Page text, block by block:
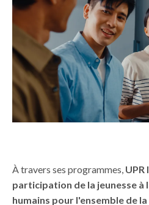
À travers ses programmes, UPR
participation de la jeunesse
humains pour l'ensemble de